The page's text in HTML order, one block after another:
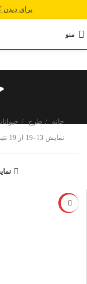
برای دیدن
منو
خانه طرح
نمایش 13–19 از 19 نتیجه
-6%